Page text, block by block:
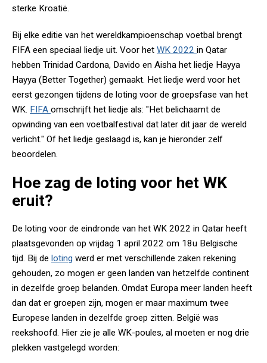
sterke Kroatië.
Bij elke editie van het wereldkampioenschap voetbal brengt
FIFA een speciaal liedje uit. Voor het WK 2022 in Qatar
hebben Trinidad Cardona, Davido en Aisha het liedje Hayya
Hayya (Better Together) gemaakt. Het liedje werd voor het
eerst gezongen tijdens de loting voor de groepsfase van het
WK. FIFA omschrijft het liedje als: "Het belichaamt de
opwinding van een voetbalfestival dat later dit jaar de wereld
verlicht." Of het liedje geslaagd is, kan je hieronder zelf
beoordelen.
Hoe zag de loting voor het WK
eruit?
De loting voor de eindronde van het WK 2022 in Qatar heeft
plaatsgevonden op vrijdag 1 april 2022 om 18u Belgische
tijd. Bij de loting werd er met verschillende zaken rekening
gehouden, zo mogen er geen landen van hetzelfde continent
in dezelfde groep belanden. Omdat Europa meer landen heeft
dan dat er groepen zijn, mogen er maar maximum twee
Europese landen in dezelfde groep zitten. België was
reekshoofd. Hier zie je alle WK-poules, al moeten er nog drie
plekken vastgelegd worden: